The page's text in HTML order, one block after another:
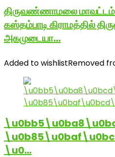
திருவண்ணாமலை
கஸ்தம்பாடி கிராமத்தில்
அகமுடையா…
Added to wishlistRemoved
\u0…